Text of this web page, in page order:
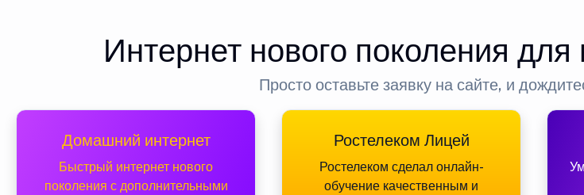
Интернет нового поколения
Просто оставьте заявку на сайте, и
Домашний интернет
Быстрый интернет нового
поколения с дополнительными
Ростелеком Лицей
Ростелеком сделал онлайн-
обучение качественным и